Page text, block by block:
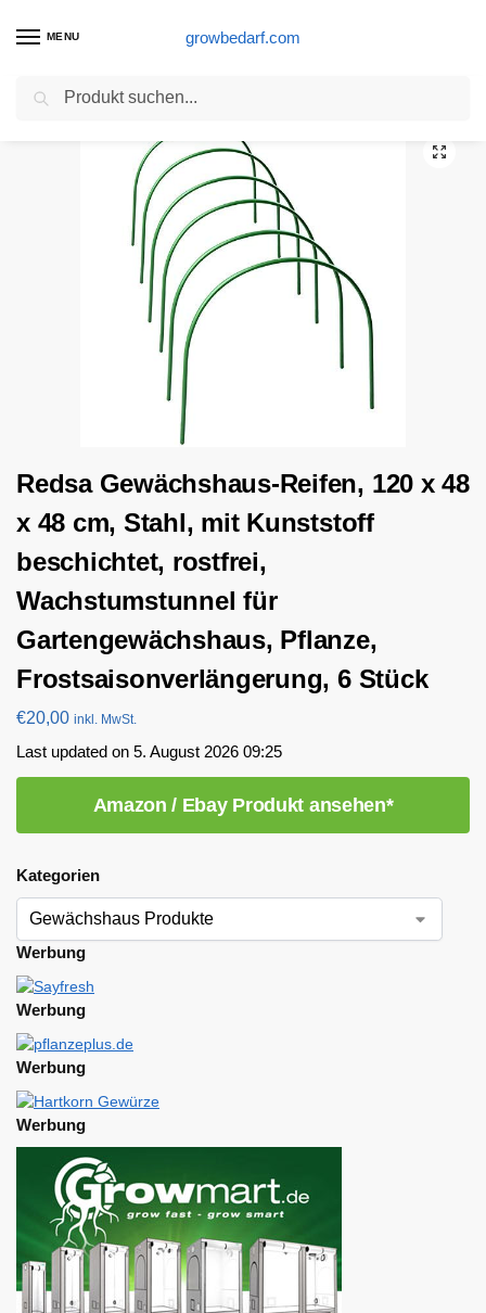
MENU growbedarf.com
Start Gewächshaus Produkte
Redsa Gewächshaus-Reifen, 120 x 48
x 48 cm, Stahl, mit Kunststoff
beschichtet, rostfrei,
Wachstumstunnel für
Gartengewächshaus, Pflanze,
Frostsaisonverlängerung, 6 Stück
€20,00 inkl. MwSt.
Last updated on 5. August 2026 09:25
Amazon / Ebay Produkt ansehen*
Kategorien
Werbung
Werbung
Werbung
Werbung